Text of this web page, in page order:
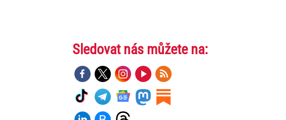
Sledovat nás můžete na: